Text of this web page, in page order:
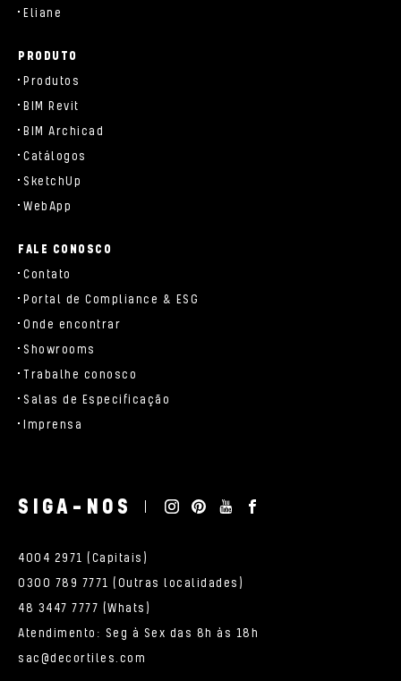
Eliane
PRODUTO
Produtos
BIM Revit
BIM Archicad
Catálogos
SketchUp
WebApp
FALE CONOSCO
Contato
Portal de Compliance & ESG
Onde encontrar
Showrooms
Trabalhe conosco
Salas de Especificação
Imprensa
SIGA-NOS
4004 2971 (Capitais)
0300 789 7771 (Outras localidades)
48 3447 7777 (Whats)
Atendimento: Seg à Sex das 8h às 18h
sac@decortiles.com